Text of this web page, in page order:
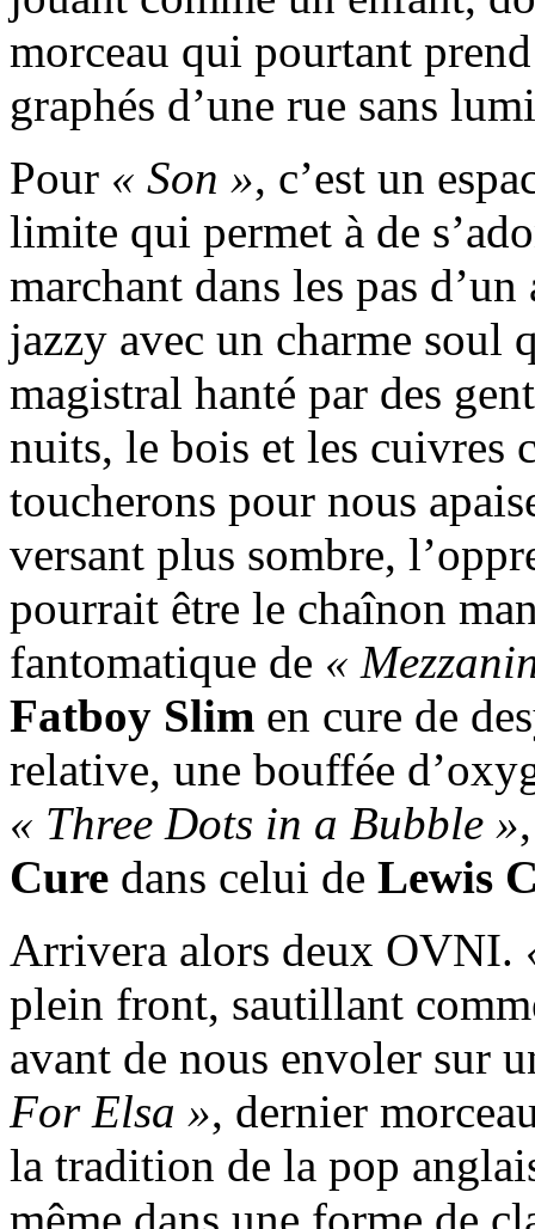
morceau qui pourtant
graphés d’une rue sans
Pour « Son », c’est un
limite qui permet à de
marchant dans les pas
jazzy avec un charme soul
magistral hanté par des
nuits, le bois et les cuivres
toucherons pour nous
versant plus sombre,
pourrait être le chaînon
fantomatique de «
Fatboy Slim en cure de
relative, une bouffée
« Three Dots in a Bubble »
Cure dans celui de Lewis
Arrivera alors deux OVNI.
plein front, sautillant
avant de nous envoler sur
For Elsa », dernier
la tradition de la pop
même dans une forme de